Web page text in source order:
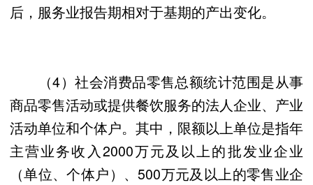
后，服务业报告期相对于基期的产出变化。
（4）社会消费品零售总额统计范围是从事
商品零售活动或提供餐饮服务的法人企业、产业
活动单位和个体户。其中，限额以上单位是指年
主营业务收入2000万元及以上的批发业企业
（单位、个体户）、500万元及以上的零售业企